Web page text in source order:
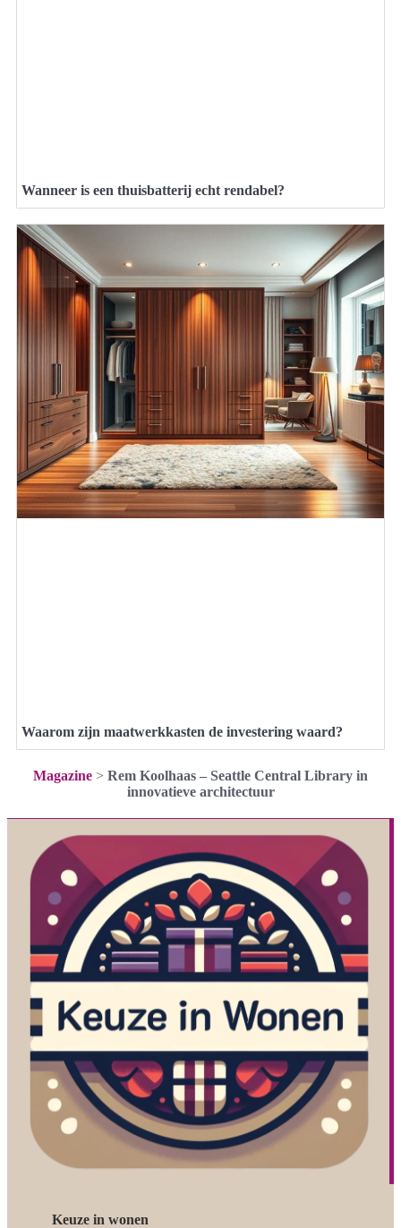
Wanneer is een thuisbatterij echt rendabel?
Waarom zijn maatwerkkasten de investering waard?
Magazine > Rem Koolhaas – Seattle Central Library in
innovatieve architectuur
Keuze in wonen